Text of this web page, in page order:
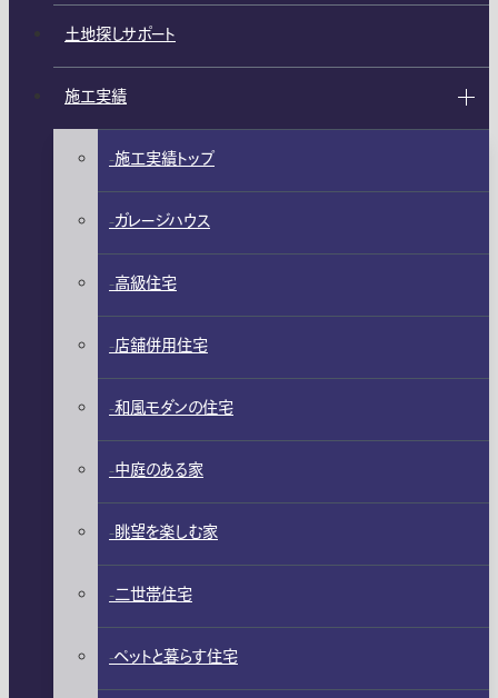
土地探しサポート
施工実績
施工実績トップ
ガレージハウス
高級住宅
店舗併用住宅
和風モダンの住宅
中庭のある家
眺望を楽しむ家
二世帯住宅
ペットと暮らす住宅